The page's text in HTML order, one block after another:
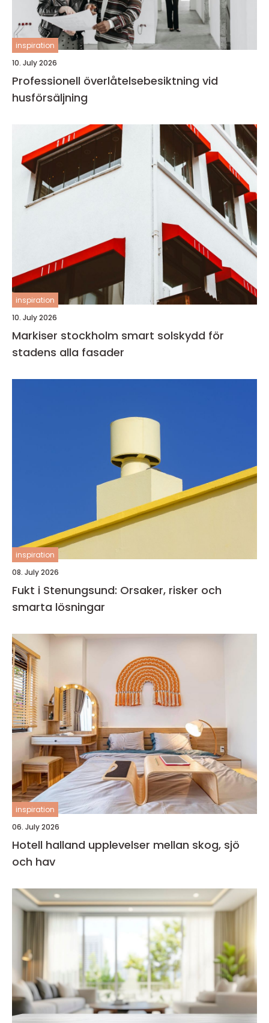
inspiration
10. July 2026
Professionell överlåtelsebesiktning vid
husförsäljning
inspiration
10. July 2026
Markiser stockholm smart solskydd för
stadens alla fasader
inspiration
08. July 2026
Fukt i Stenungsund: Orsaker, risker och
smarta lösningar
inspiration
06. July 2026
Hotell halland upplevelser mellan skog, sjö
och hav